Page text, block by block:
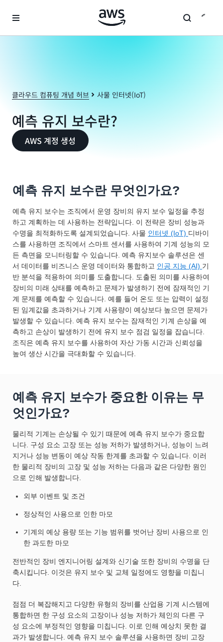
클라우드 컴퓨팅 개념 허브 사물 인터넷(IoT)
예측 유지 보수란?
AWS 계정 생성
예측 유지 보수란 무엇인가요?
예측 유지 보수는 조직에서 운영 장비의 유지 보수 일정을 추정
하고 계획하는 데 사용하는 전략입니다. 이 전략은 장비 성능과
수명을 최적화하도록 설계되었습니다. 사물 인터넷 (IoT) 디바이
스를 사용하면 조직에서 스마트 센서를 사용하여 기계 성능의 모
든 측면을 모니터링할 수 있습니다. 예측 유지보수 솔루션은 센
서 데이터를 비즈니스 운영 데이터와 통합하고 인공 지능 (AI) 기
반 분석을 적용하여 의미를 도출합니다. 도출된 의미를 사용하여
장비의 미래 상태를 예측하고 문제가 발생하기 전에 잠재적인 기
계 문제를 예측할 수 있습니다. 예를 들어 온도 또는 압력이 설정
된 임계값을 초과하거나 기계 사용량이 예상보다 높으면 문제가
발생할 수 있습니다. 예측 유지 보수는 잠재적인 기계 손상을 예
측하고 손상이 발생하기 전에 유지 보수 점검 일정을 잡습니다.
조직은 예측 유지 보수를 사용하여 자산 가동 시간과 신뢰성을
높여 생산 시간을 극대화할 수 있습니다.
예측 유지 보수가 중요한 이유는 무
엇인가요?
물리적 기계는 손상될 수 있기 때문에 예측 유지 보수가 중요합
니다. 구성 요소 고장 또는 성능 저하가 발생하거나, 성능이 느려
지거나 성능 변동이 예상 작동 한계를 초과할 수 있습니다. 이러
한 물리적 장비의 고장 및 성능 저하는 다음과 같은 다양한 원인
으로 인해 발생합니다.
외부 이벤트 및 조건
정상적인 사용으로 인한 마모
기계의 예상 용량 또는 기능 범위를 벗어난 장비 사용으로 인
한 과도한 마모
전반적인 장비 엔지니어링 설계와 신기술 또한 장비의 수명을 단
축시킵니다. 이것은 유지 보수 및 교체 일정에도 영향을 미칩니
다.
점점 더 복잡해지고 다양한 유형의 장비를 산업용 기계 시스템에
통합하면 한 구성 요소의 고장이나 성능 저하가 체인의 다른 구
성 요소에 부정적인 영향을 미칩니다. 이로 인해 예상치 못한 결
과가 발생합니다. 예측 유지 보수 솔루션을 사용하면 장비 고장